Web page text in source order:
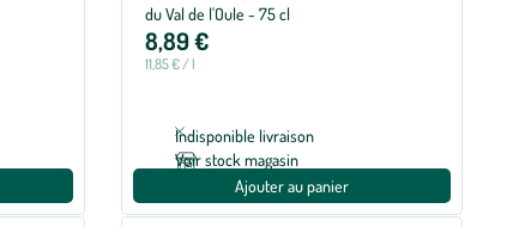
du Val de l'Oule - 75 cl
8,89 €
11,85 € / l
Indisponible livraison
Voir stock magasin
Ajouter au panier